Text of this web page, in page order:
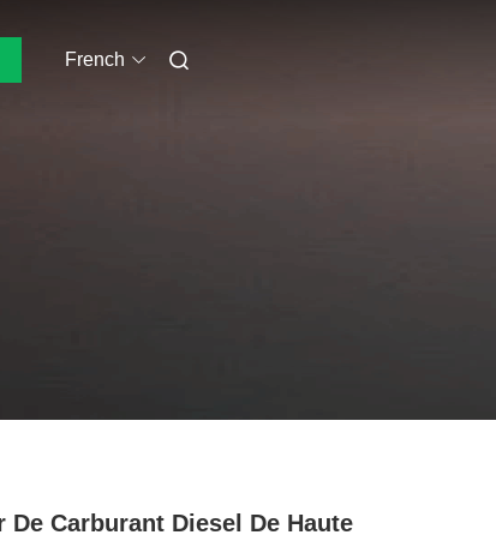
French
De Carburant Diesel De Haute